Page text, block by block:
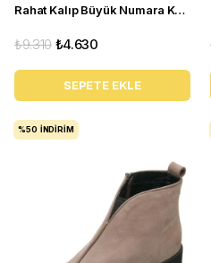
Rahat Kalıp Büyük Numara Kadın BOT YSM06 Siyah
₺4.630
₺9.310
SEPETE EKLE
%50 İNDIRIM